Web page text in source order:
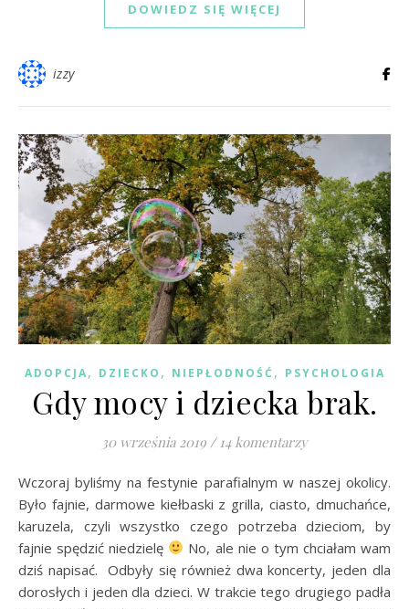
DOWIEDZ SIĘ WIĘCEJ
izzy
ADOPCJA, DZIECKO , NIEPŁODNOŚĆ , PSYCHOLOGIA
Gdy mocy i dziecka brak.
30 września 2019 / 14 komentarzy
Wczoraj byliśmy na festynie parafialnym w naszej okolicy.
Było fajnie, darmowe kiełbaski z grilla, ciasto, dmuchańce,
karuzela, czyli wszystko czego potrzeba dzieciom, by
fajnie spędzić niedzielę
No, ale nie o tym chciałam wam
dziś napisać. Odbyły się również dwa koncerty, jeden dla
dorosłych i jeden dla dzieci. W trakcie tego drugiego padła